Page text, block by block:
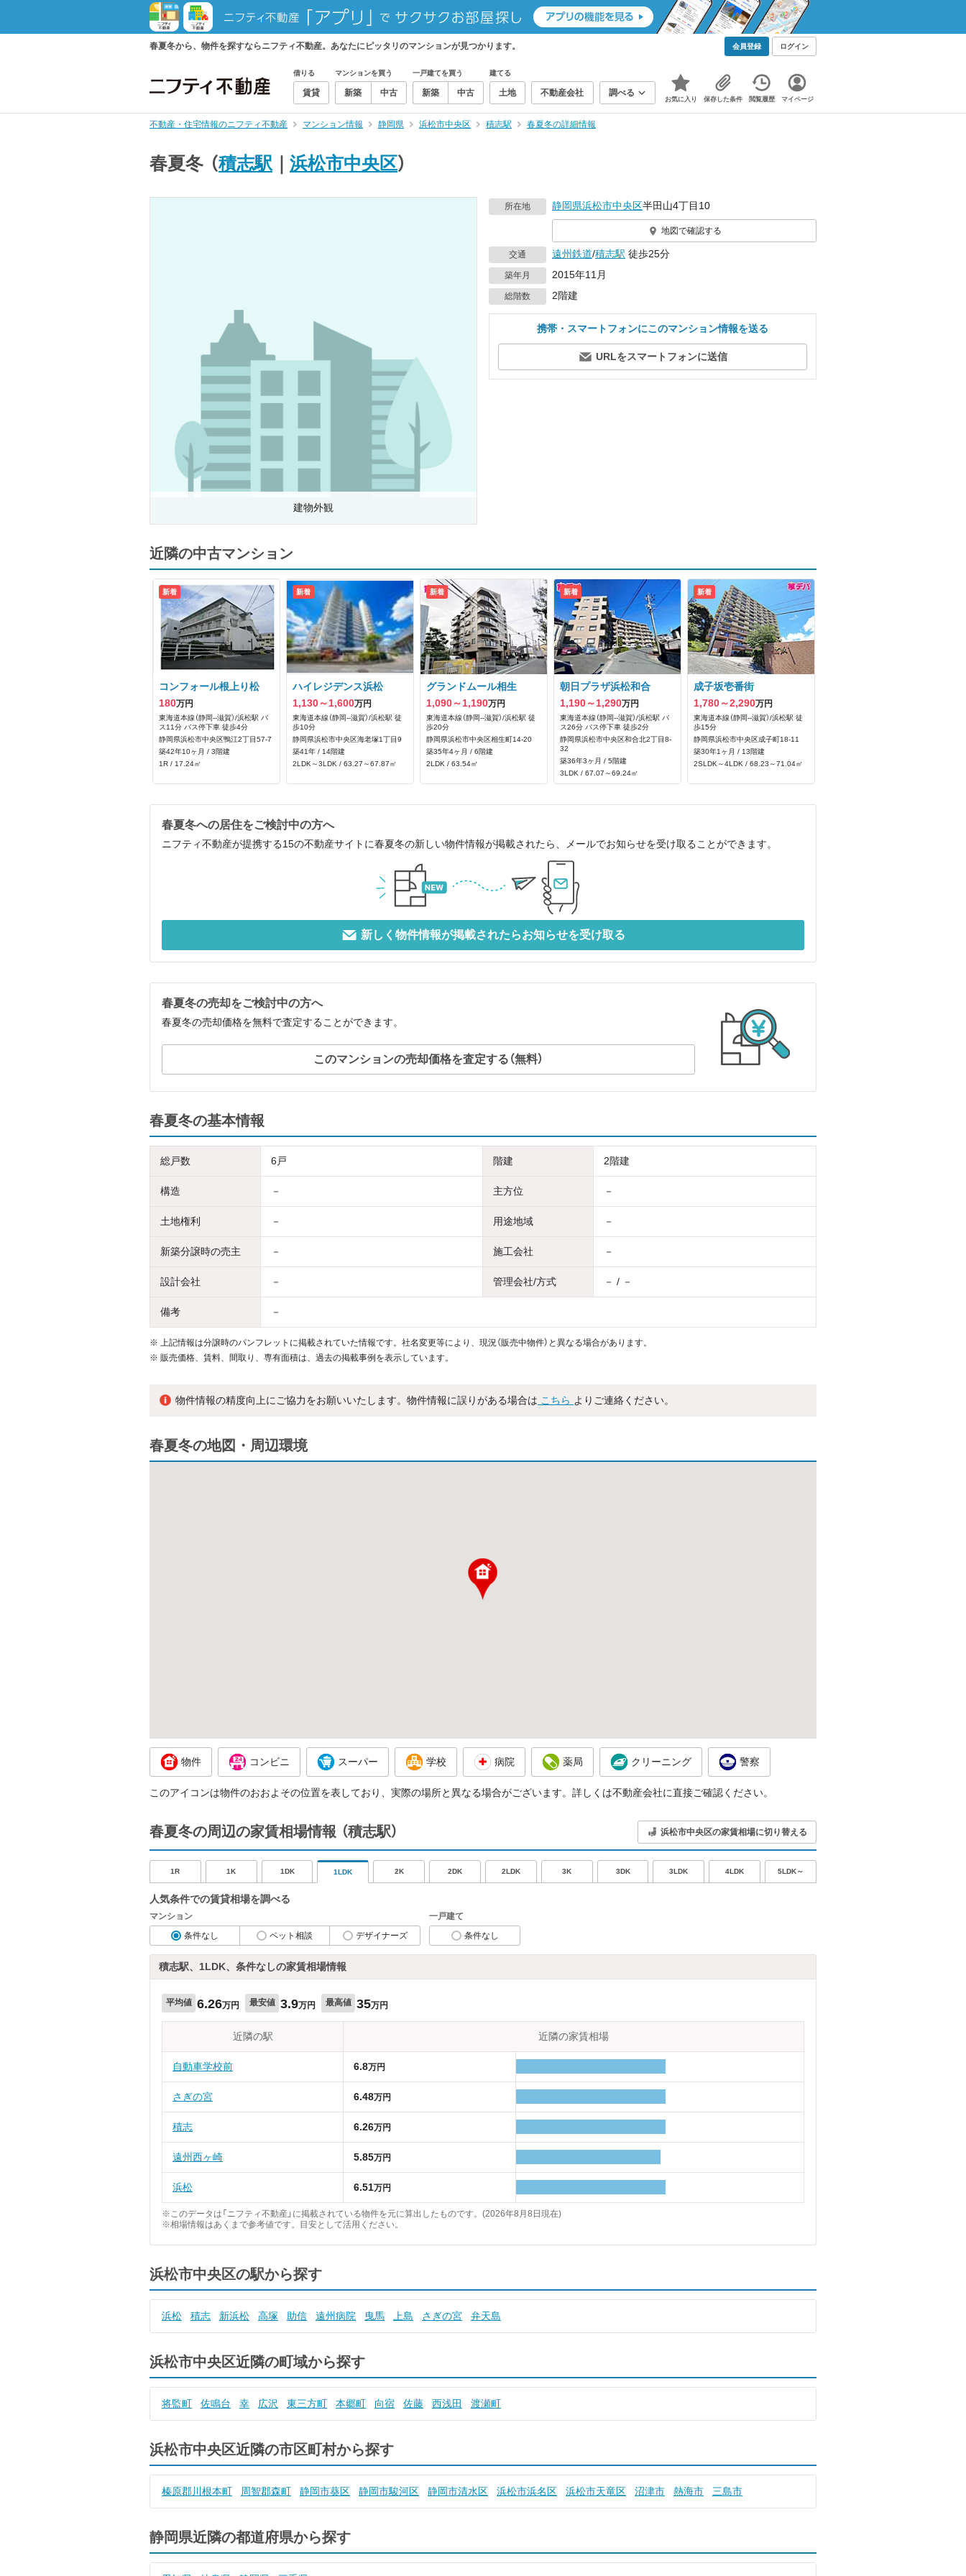
春夏冬から、物件を探すならニフティ不動産。あなたにピッタリのマンションが見つかります。 会員登録 ログイン
借りる
賃貸
マンションを買う
新築 中古
一戸建てを買う
新築 中古
建てる
土地 不動産会社 調べる
お気に入り 保存した条件 閲覧履歴 マイページ
不動産・住宅情報のニフティ不動産 マンション情報 静岡県 浜松市中央区 積志駅 春夏冬の詳細情報
春夏冬 （積志駅 浜松市中央区）
建物外観
所在地 静岡県浜松市中央区半田山4丁目10
地図で確認する
交通 遠州鉄道/積志駅 徒歩25分
築年月 2015年11月
総階数 2階建
携帯・スマートフォンにこのマンション情報を送る
URLをスマートフォンに送信
近隣の中古マンション
新着
コンフォール根上り松
180万円
東海道本線（静岡--滋賀）/浜松駅 バ
ス11分 バス停下車 徒歩4分
静岡県浜松市中央区鴨江2丁目57-7
築42年10ヶ月 / 3階建
1R / 17.24㎡
新着
ハイレジデンス浜松
1,130～1,600万円
東海道本線（静岡--滋賀）/浜松駅 徒
歩10分
静岡県浜松市中央区海老塚1丁目9
築41年 / 14階建
2LDK～3LDK / 63.27～67.87㎡
新着
グランドムール相生
1,090～1,190万円
東海道本線（静岡--滋賀）/浜松駅 徒
歩20分
静岡県浜松市中央区相生町14-20
築35年4ヶ月 / 6階建
2LDK / 63.54㎡
新着
朝日プラザ浜松和合
1,190～1,290万円
東海道本線（静岡--滋賀）/浜松駅 バ
ス26分 バス停下車 徒歩2分
静岡県浜松市中央区和合北2丁目8-
32
築36年3ヶ月 / 5階建
3LDK / 67.07～69.24㎡
新着
成子坂壱番街
1,780～2,290万円
東海道本線（静岡--滋賀）/浜松駅 徒
歩15分
静岡県浜松市中央区成子町18‐11
築30年1ヶ月 / 13階建
2SLDK～4LDK / 68.23～71.04㎡
春夏冬への居住をご検討中の方へ
ニフティ不動産が提携する15の不動産サイトに春夏冬の新しい物件情報が掲載されたら、メールでお知らせを受け取ることができます。
新しく物件情報が掲載されたらお知らせを受け取る
春夏冬の売却をご検討中の方へ
春夏冬の売却価格を無料で査定することができます。
このマンションの売却価格を査定する（無料）
春夏冬の基本情報
総戸数 6戸 階建 2階建
構造 － 主方位 －
土地権利 － 用途地域 －
新築分譲時の売主 － 施工会社 －
設計会社 － 管理会社/方式 － / －
備考 －
※
上記情報は分譲時のパンフレットに掲載されていた情報です。社名変更等により、現況（販売中物件）と異なる場合があります。
※ 販売価格、賃料、間取り、専有面積は、過去の掲載事例を表示しています。
物件情報の精度向上にご協力をお願いいたします。物件情報に誤りがある場合は こちら よりご連絡ください。
春夏冬の地図・周辺環境
物件 コンビニ スーパー 学校 病院 薬局 クリーニング 警察
このアイコンは物件のおおよその位置を表しており、実際の場所と異なる場合がございます。詳しくは不動産会社に直接ご確認ください。
春夏冬の周辺の家賃相場情報 （積志駅） 浜松市中央区の家賃相場に切り替える
1R 1K 1DK 1LDK 2K 2DK 2LDK 3K 3DK 3LDK 4LDK 5LDK～
人気条件での賃貸相場を調べる
マンション
条件なし
ペット相談 デザイナーズ
一戸建て
条件なし
積志駅、1LDK、条件なしの家賃相場情報
平均値 6.26万円 最安値 3.9万円 最高値 35万円
近隣の駅 近隣の家賃相場
自動車学校前 6.8万円
さぎの宮 6.48万円
積志 6.26万円
遠州西ヶ崎 5.85万円
浜松 6.51万円
※このデータは「ニフティ不動産」に掲載されている物件を元に算出したものです。(2026年8月8日現在)
※相場情報はあくまで参考値です。目安として活用ください。
浜松市中央区の駅から探す
浜松 積志 新浜松 高塚 助信 遠州病院 曳馬 上島 さぎの宮 弁天島
浜松市中央区近隣の町域から探す
将監町 佐鳴台 幸 広沢 東三方町 本郷町 向宿 佐藤 西浅田 渡瀬町
浜松市中央区近隣の市区町村から探す
榛原郡川根本町 周智郡森町 静岡市葵区 静岡市駿河区 静岡市清水区 浜松市浜名区 浜松市天竜区 沼津市 熱海市 三島市
静岡県近隣の都道府県から探す